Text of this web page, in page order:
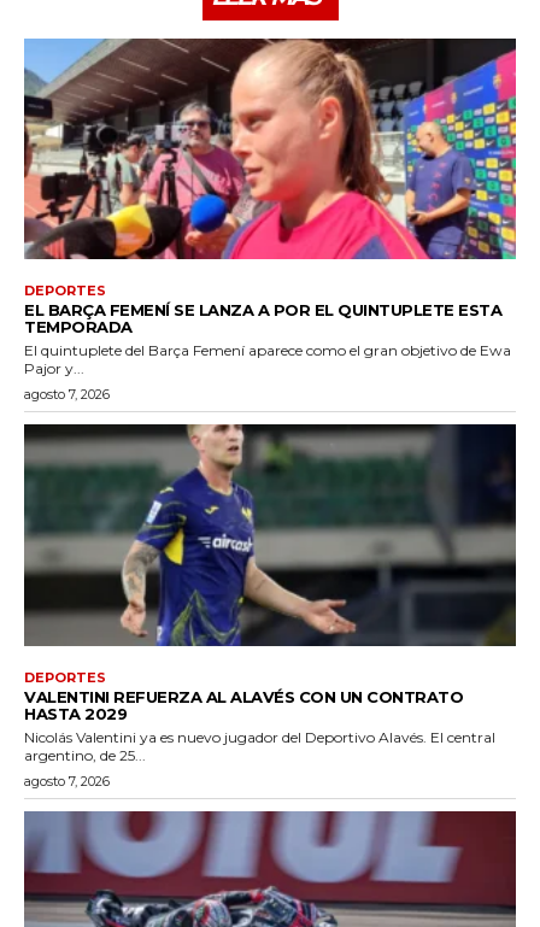
DEPORTES
EL BARÇA FEMENÍ SE LANZA A POR EL QUINTUPLETE ESTA
TEMPORADA
El quintuplete del Barça Femení aparece como el gran objetivo de Ewa
Pajor y...
agosto 7, 2026
DEPORTES
VALENTINI REFUERZA AL ALAVÉS CON UN CONTRATO
HASTA 2029
Nicolás Valentini ya es nuevo jugador del Deportivo Alavés. El central
argentino, de 25...
agosto 7, 2026